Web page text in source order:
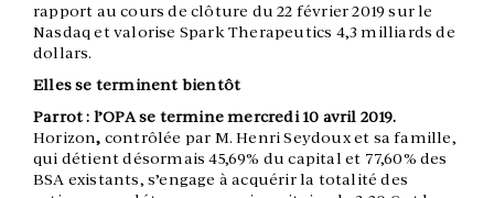
rapport au cours de clôture du 22 février 2019 sur le
Nasdaq et valorise Spark Therapeutics 4,3 milliards de
dollars.
Elles se terminent bientôt
Parrot : l’OPA se termine mercredi 10 avril 2019.
Horizon, contrôlée par M. Henri Seydoux et sa famille,
qui détient désormais 45,69% du capital et 77,60% des
BSA existants, s’engage à acquérir la totalité des